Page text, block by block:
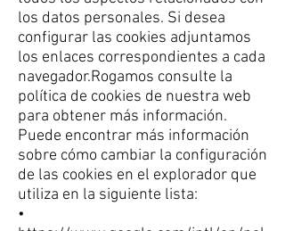
los datos personales. Si desea
configurar las cookies adjuntamos
los enlaces correspondientes a cada
navegador.Rogamos consulte la
política de cookies de nuestra web
para obtener más información.
Puede encontrar más información
sobre cómo cambiar la configuración
de las cookies en el explorador que
utiliza en la siguiente lista:
•